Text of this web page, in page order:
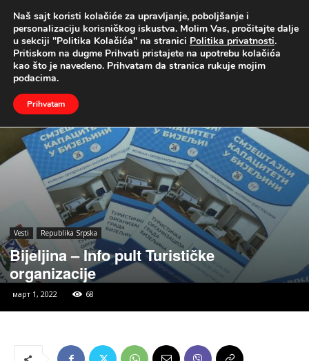
UŽIVO
Naslovna Vesti Republika Srpska
Vesti Republika Srpska
Bijeljina – Info pult Turističke
organizacije
март 1, 2022 68
Naš sajt koristi kolačiće za upravljanje, poboljšanje i
personalizaciju korisničkog iskustva. Molim Vas, pročitajte dalje
u sekciji "Politika Kolačića" na stranici Politika privatnosti.
Pritiskom na dugme Prihvati pristajete na upotrebu kolačića
kao što je navedeno. Prihvatam da stranica rukuje mojim
podacima.
Prihvatam